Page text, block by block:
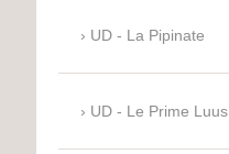
UD - La Pipinate
UD - Le Prime Luus